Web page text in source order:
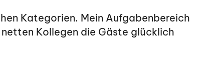
Kategorien. Mein Aufgabenbereich
Kollegen die Gäste glücklich